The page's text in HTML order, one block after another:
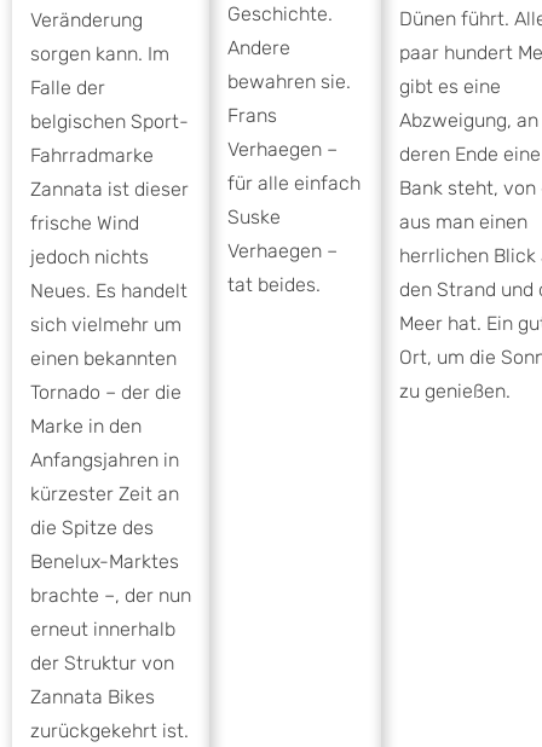
Veränderung
sorgen kann. Im
Falle der
belgischen Sport-
Fahrradmarke
Zannata ist dieser
frische Wind
jedoch nichts
Neues. Es handelt
sich vielmehr um
einen bekannten
Tornado – der die
Marke in den
Anfangsjahren in
kürzester Zeit an
die Spitze des
Benelux-Marktes
brachte –, der nun
erneut innerhalb
der Struktur von
Zannata Bikes
zurückgekehrt ist.
Geschichte.
Andere
bewahren sie.
Frans
Verhaegen –
für alle einfach
Suske
Verhaegen –
tat beides.
Dünen führt.
paar hundert
gibt es eine
Abzweigung, an
deren Ende eine
Bank steht, von
aus man einen
herrlichen Blick
den Strand und
Meer hat. Ein
Ort, um die
zu genießen.